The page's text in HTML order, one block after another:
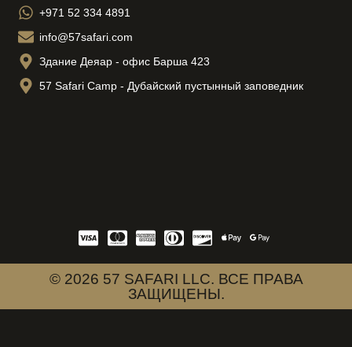
+971 52 334 4891
info@57safari.com
Здание Деяар - офис Барша 423
57 Safari Camp - Дубайский пустынный заповедник
© 2026 57 SAFARI LLC. ВСЕ ПРАВА
ЗАЩИЩЕНЫ.